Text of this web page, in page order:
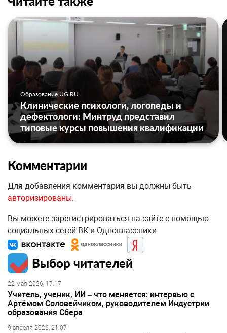
Образование UG.RU
Клинические психологи, логопеды и
дефектологи: Минтруд представил
типовые курсы повышения квалификации
Комментарии
Для добавления комментария вы должны быть
авторизированы.
Вы можете зарегистрироваться на сайте с помощью
социальных сетей ВК и Одноклассники
Выбор читателей
22 мая 2026, 17:17
Учитель, ученик, ИИ – что меняется: интервью с
Артёмом Соловейчиком, руководителем Индустрии
образования Сбера
9 апреля 2026, 21:07